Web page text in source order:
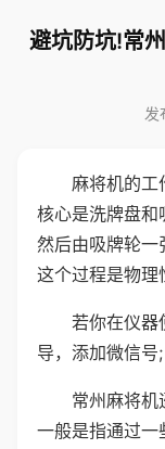
避坑防坑!常
发
麻将机的工
核心是洗牌盘和
然后由吸牌轮一
这个过程是物理
若你在仪器
导，添加微信号
常州麻将机
一般是指通过一